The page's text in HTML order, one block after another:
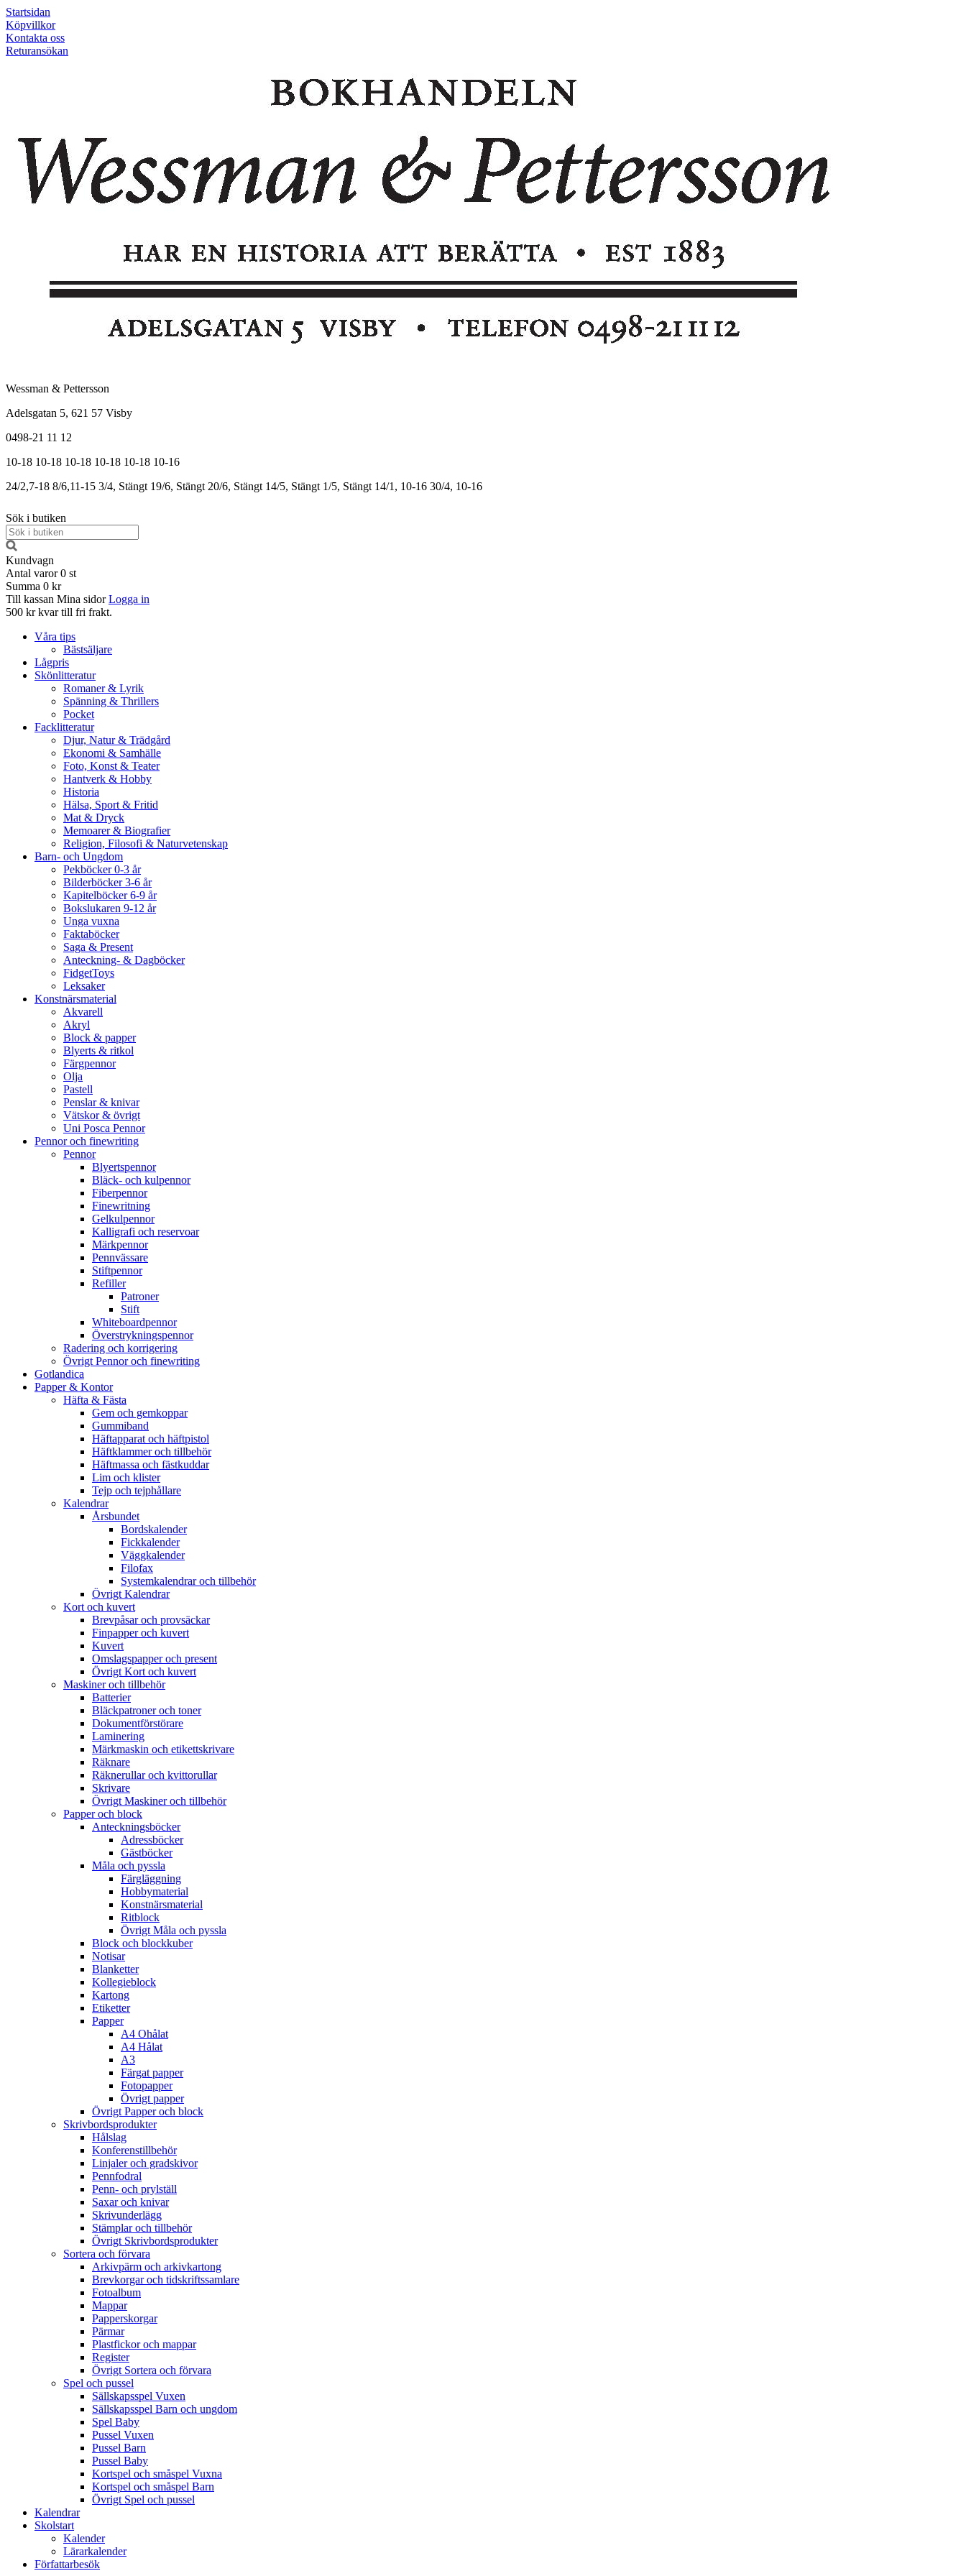
Startsidan
Köpvillkor
Kontakta oss
Returansökan
Wessman & Pettersson
Adelsgatan 5, 621 57 Visby
0498-21 11 12
10-18 10-18 10-18 10-18 10-18 10-16
24/2,7-18 8/6,11-15 3/4, Stängt 19/6, Stängt 20/6, Stängt 14/5, Stängt 1/5, Stängt 14/1, 10-16 30/4, 10-16
Sök i butiken
Kundvagn
Antal varor 0 st
Summa 0 kr
Till kassan Mina sidor Logga in
500 kr kvar till fri frakt.
Våra tips
Bästsäljare
Lågpris
Skönlitteratur
Romaner & Lyrik
Spänning & Thrillers
Pocket
Facklitteratur
Djur, Natur & Trädgård
Ekonomi & Samhälle
Foto, Konst & Teater
Hantverk & Hobby
Historia
Hälsa, Sport & Fritid
Mat & Dryck
Memoarer & Biografier
Religion, Filosofi & Naturvetenskap
Barn- och Ungdom
Pekböcker 0-3 år
Bilderböcker 3-6 år
Kapitelböcker 6-9 år
Bokslukaren 9-12 år
Unga vuxna
Faktaböcker
Saga & Present
Anteckning- & Dagböcker
FidgetToys
Leksaker
Konstnärsmaterial
Akvarell
Akryl
Block & papper
Blyerts & ritkol
Färgpennor
Olja
Pastell
Penslar & knivar
Vätskor & övrigt
Uni Posca Pennor
Pennor och finewriting
Pennor
Blyertspennor
Bläck- och kulpennor
Fiberpennor
Finewritning
Gelkulpennor
Kalligrafi och reservoar
Märkpennor
Pennvässare
Stiftpennor
Refiller
Patroner
Stift
Whiteboardpennor
Överstrykningspennor
Radering och korrigering
Övrigt Pennor och finewriting
Gotlandica
Papper & Kontor
Häfta & Fästa
Gem och gemkoppar
Gummiband
Häftapparat och häftpistol
Häftklammer och tillbehör
Häftmassa och fästkuddar
Lim och klister
Tejp och tejphållare
Kalendrar
Årsbundet
Bordskalender
Fickkalender
Väggkalender
Filofax
Systemkalendrar och tillbehör
Övrigt Kalendrar
Kort och kuvert
Brevpåsar och provsäckar
Finpapper och kuvert
Kuvert
Omslagspapper och present
Övrigt Kort och kuvert
Maskiner och tillbehör
Batterier
Bläckpatroner och toner
Dokumentförstörare
Laminering
Märkmaskin och etikettskrivare
Räknare
Räknerullar och kvittorullar
Skrivare
Övrigt Maskiner och tillbehör
Papper och block
Anteckningsböcker
Adressböcker
Gästböcker
Måla och pyssla
Färgläggning
Hobbymaterial
Konstnärsmaterial
Ritblock
Övrigt Måla och pyssla
Block och blockkuber
Notisar
Blanketter
Kollegieblock
Kartong
Etiketter
Papper
A4 Ohålat
A4 Hålat
A3
Färgat papper
Fotopapper
Övrigt papper
Övrigt Papper och block
Skrivbordsprodukter
Hålslag
Konferenstillbehör
Linjaler och gradskivor
Pennfodral
Penn- och prylställ
Saxar och knivar
Skrivunderlägg
Stämplar och tillbehör
Övrigt Skrivbordsprodukter
Sortera och förvara
Arkivpärm och arkivkartong
Brevkorgar och tidskriftssamlare
Fotoalbum
Mappar
Papperskorgar
Pärmar
Plastfickor och mappar
Register
Övrigt Sortera och förvara
Spel och pussel
Sällskapsspel Vuxen
Sällskapsspel Barn och ungdom
Spel Baby
Pussel Vuxen
Pussel Barn
Pussel Baby
Kortspel och småspel Vuxna
Kortspel och småspel Barn
Övrigt Spel och pussel
Kalendrar
Skolstart
Kalender
Lärarkalender
Författarbesök